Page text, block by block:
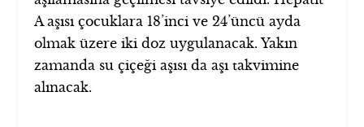
A aşısı çocuklara 18’inci ve 24’üncü ayda
olmak üzere iki doz uygulanacak. Yakın
zamanda su çiçeği aşısı da aşı takvimine
alınacak.